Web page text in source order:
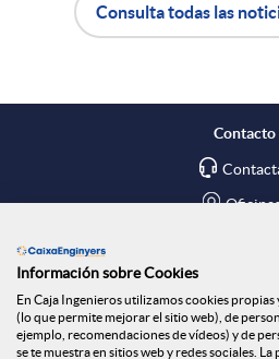
r
n
R
p
i
c
o
ó
n
Consulta todas las
Contacto
Social
Información sobre Cookies
En Caja Ingenieros utilizamos cookies propias
(lo que permite mejorar el sitio web), de
ejemplo, recomendaciones de vídeos) y de
se te muestra en sitios web y redes sociales.